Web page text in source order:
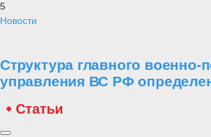
5
Новости
Структура главного военно-
управления ВС РФ
Статьи